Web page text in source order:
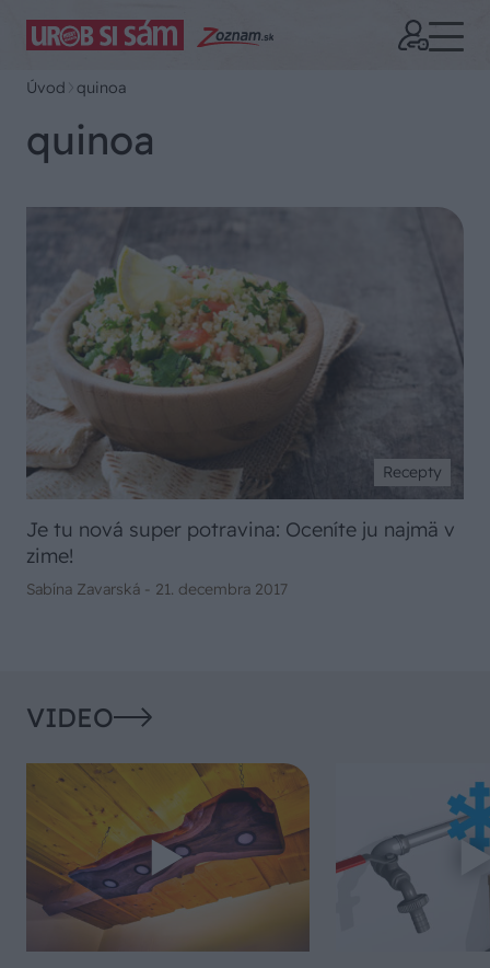
Úvod quinoa
quinoa
Recepty
Je tu nová super potravina: Oceníte ju najmä v
zime!
Sabína Zavarská - 21. decembra 2017
VIDEO